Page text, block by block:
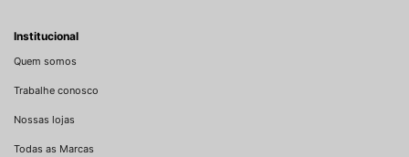
Institucional
Quem somos
Trabalhe conosco
Nossas lojas
Todas as Marcas